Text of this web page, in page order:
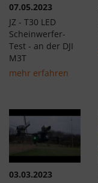
07.05.2023
JZ - T30 LED
Scheinwerfer-
Test - an der DJI
M3T
mehr erfahren
03.03.2023